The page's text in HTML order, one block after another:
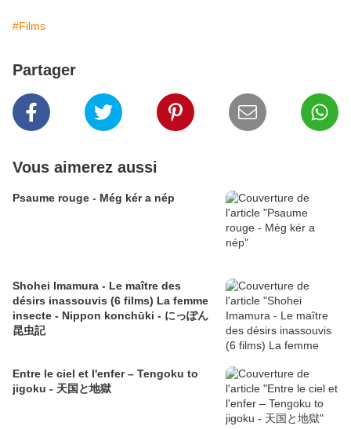
#Films
Partager
Vous aimerez aussi
Psaume rouge - Még kér a nép
Shohei Imamura - Le maître des
désirs inassouvis (6 films) La femme
insecte - Nippon konchūki - にっぽん
昆虫記
Entre le ciel et l'enfer – Tengoku to
jigoku - 天国と地獄